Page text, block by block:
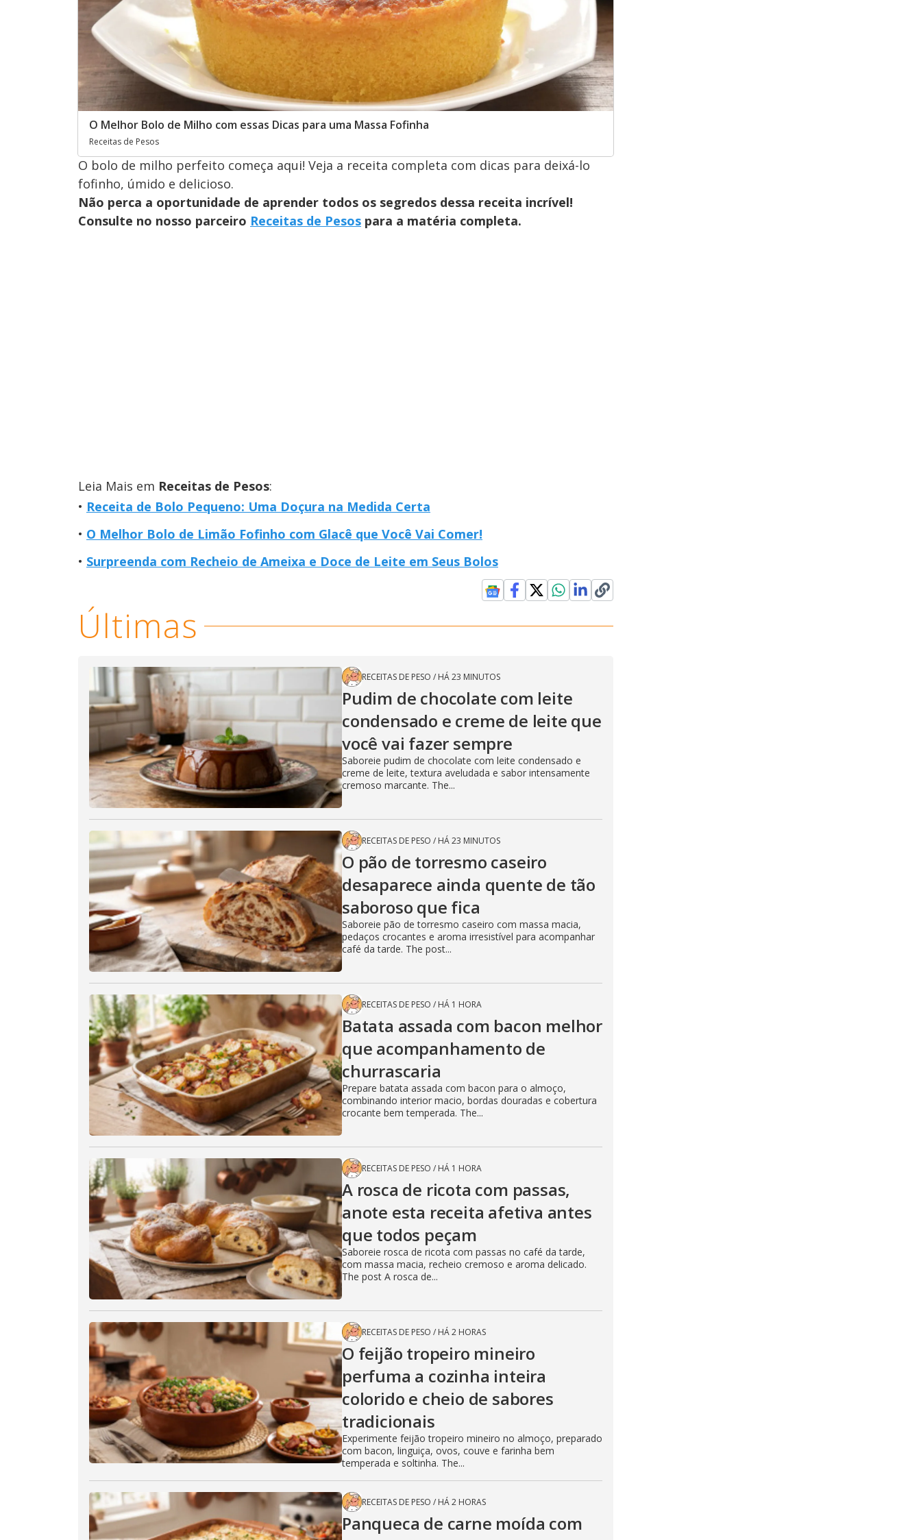
O Melhor Bolo de Milho com essas Dicas para uma Massa Fofinha
Receitas de Pesos
O bolo de milho perfeito começa aqui! Veja a receita completa com dicas para deixá-lo
fofinho, úmido e delicioso.
Não perca a oportunidade de aprender todos os segredos dessa receita incrível!
Consulte no nosso parceiro Receitas de Pesos para a matéria completa.
Leia Mais em Receitas de Pesos:
Receita de Bolo Pequeno: Uma Doçura na Medida Certa
O Melhor Bolo de Limão Fofinho com Glacê que Você Vai Comer!
Surpreenda com Recheio de Ameixa e Doce de Leite em Seus Bolos
Últimas
RECEITAS DE PESO / HÁ 23 MINUTOS
Pudim de chocolate com leite
condensado e creme de leite que
você vai fazer sempre
Saboreie pudim de chocolate com leite condensado e
creme de leite, textura aveludada e sabor intensamente
cremoso marcante. The...
RECEITAS DE PESO / HÁ 23 MINUTOS
O pão de torresmo caseiro
desaparece ainda quente de tão
saboroso que fica
Saboreie pão de torresmo caseiro com massa macia,
pedaços crocantes e aroma irresistível para acompanhar
café da tarde. The post...
RECEITAS DE PESO / HÁ 1 HORA
Batata assada com bacon melhor
que acompanhamento de
churrascaria
Prepare batata assada com bacon para o almoço,
combinando interior macio, bordas douradas e cobertura
crocante bem temperada. The...
RECEITAS DE PESO / HÁ 1 HORA
A rosca de ricota com passas,
anote esta receita afetiva antes
que todos peçam
Saboreie rosca de ricota com passas no café da tarde,
com massa macia, recheio cremoso e aroma delicado.
The post A rosca de...
RECEITAS DE PESO / HÁ 2 HORAS
O feijão tropeiro mineiro
perfuma a cozinha inteira
colorido e cheio de sabores
tradicionais
Experimente feijão tropeiro mineiro no almoço, preparado
com bacon, linguiça, ovos, couve e farinha bem
temperada e soltinha. The...
RECEITAS DE PESO / HÁ 2 HORAS
Panqueca de carne moída com